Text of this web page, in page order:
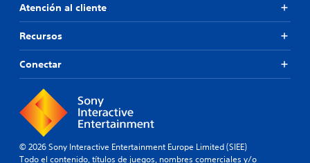
Atención al cliente
Recursos
Conectar
© 2026 Sony Interactive Entertainment Europe Limited (SIEE)
Todo el contenido, títulos de juegos, nombres comerciales y/o